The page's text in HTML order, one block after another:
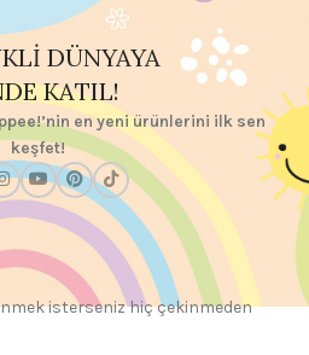
DÜNYAYA
KATIL!
en yeni ürünlerini ilk sen
keşfet!
isterseniz hiç çekinmeden